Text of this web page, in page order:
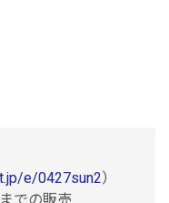
e/0427sun2）